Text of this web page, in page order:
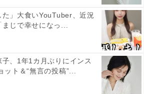
た」大食いYouTuber、近況
じで幸せになっ...
、1年1カ月ぶりにインス
ット＆“無言の投稿”...